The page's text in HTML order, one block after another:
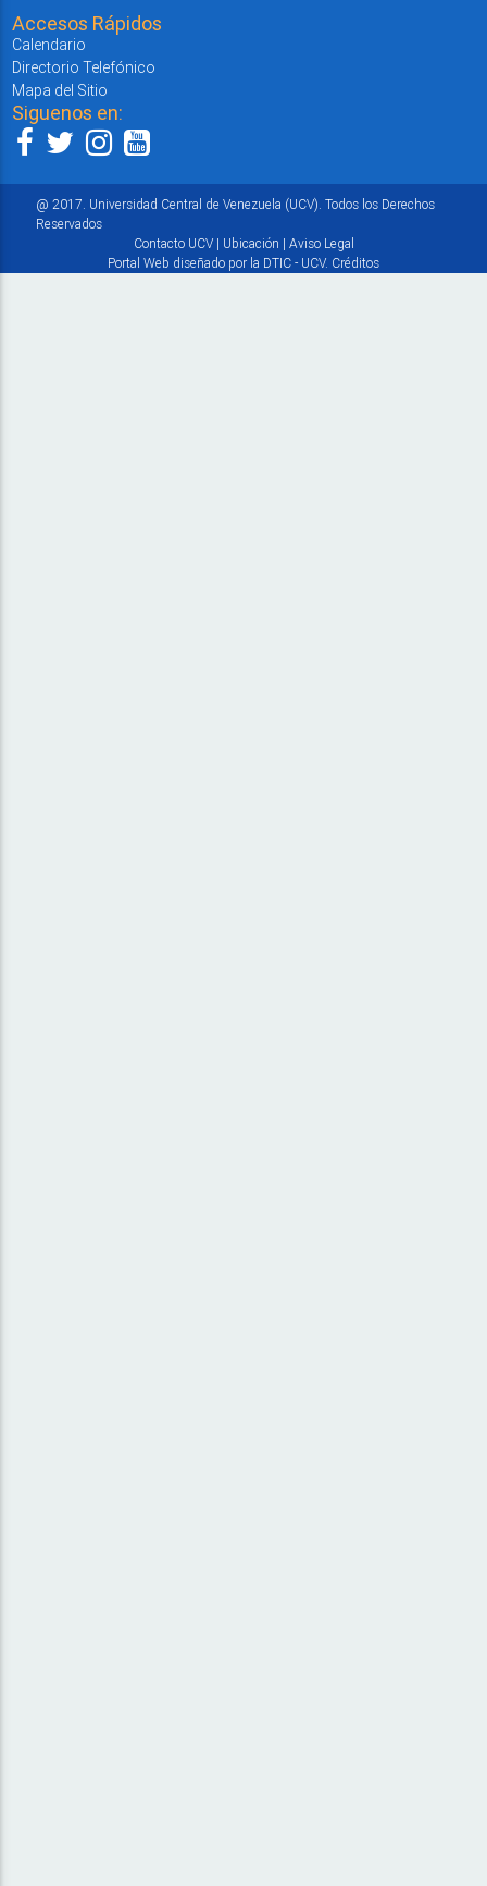
Accesos Rápidos
Calendario
Directorio Telefónico
Mapa del Sitio
Siguenos en:
@ 2017. Universidad Central de Venezuela (UCV). Todos los Derechos
Reservados
Contacto UCV| Ubicación | Aviso Legal
Portal Web diseñado por la DTIC - UCV. Créditos